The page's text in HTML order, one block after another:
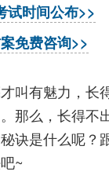
试时间公布>>
免费咨询>>
叫有魅力，长
那么，长得不
诀是什么呢？
~